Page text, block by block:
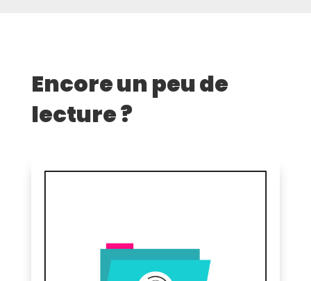
Encore un peu de
lecture ?